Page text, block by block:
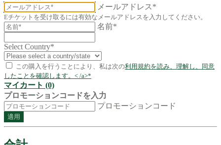
メールアドレス*
Eチケットを受け取るには有効なメールアドレスを入力してください。
名前*
Select Country*
この購入を行うことにより、私は次の利用規約を読み、理解し、同意
したことを確認します。< /a>*
マイカート (0)
プロモーションコードを入力
プロモーションコード
適用